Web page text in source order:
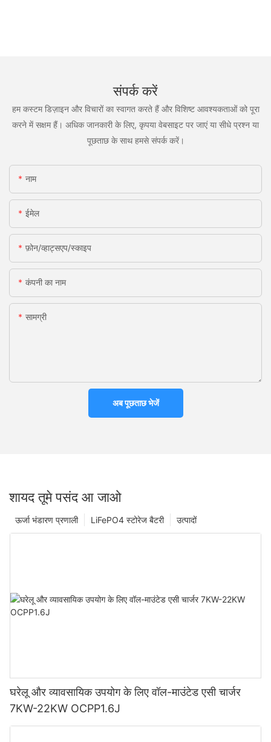
संपर्क करें
हम कस्टम डिज़ाइन और विचारों का स्वागत करते हैं और विशिष्ट आवश्यकताओं को पूरा
करने में सक्षम हैं। अधिक जानकारी के लिए, कृपया वेबसाइट पर जाएं या सीधे प्रश्न या
पूछताछ के साथ हमसे संपर्क करें।
नाम
ईमेल
फ़ोन/व्हाट्सएप/स्काइप
कंपनी का नाम
सामग्री
अब पूछताछ भेजें
शायद तूमे पसंद आ जाओ
उत्पादों
LiFePO4 स्टोरेज बैटरी
ऊर्जा भंडारण प्रणाली
घरेलू और व्यावसायिक उपयोग के लिए वॉल-माउंटेड एसी चार्जर
7KW-22KW OCPP1.6J